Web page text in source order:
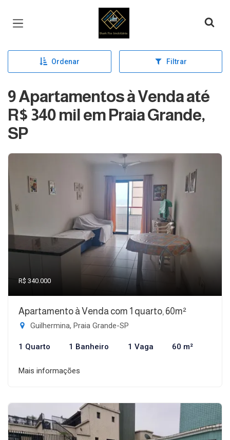
Página inicial
Ordenar Filtrar
9 Apartamentos à Venda até
R$ 340 mil em Praia Grande,
SP
R$ 340.000
Apartamento à Venda com 1 quarto, 60m²
Guilhermina, Praia Grande-SP
1 Quarto 1 Banheiro 1 Vaga 60 m²
Mais informações